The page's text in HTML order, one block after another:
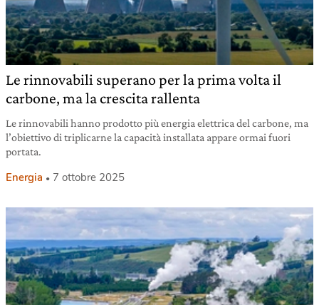
Le rinnovabili superano per la prima volta il
carbone, ma la crescita rallenta
Le rinnovabili hanno prodotto più energia elettrica del carbone, ma
l’obiettivo di triplicarne la capacità installata appare ormai fuori
portata.
Energia 7 ottobre 2025